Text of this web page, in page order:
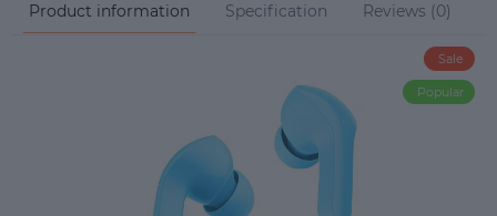
Product information Specification Reviews (0)
Sale
Popular